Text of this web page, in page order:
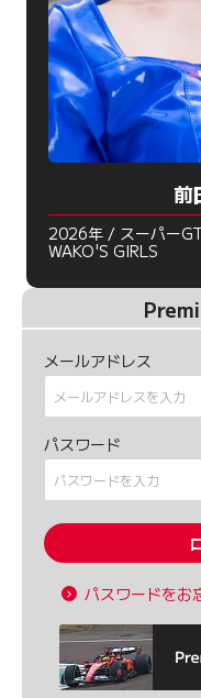
前
2026年 / スーパー
WAKO'S GIRLS
メールアドレス
パスワード
パスワードをお